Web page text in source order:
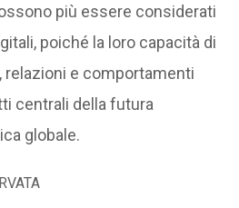
più essere considerati
poiché la loro capacità di
e comportamenti
centrali della futura
globale.